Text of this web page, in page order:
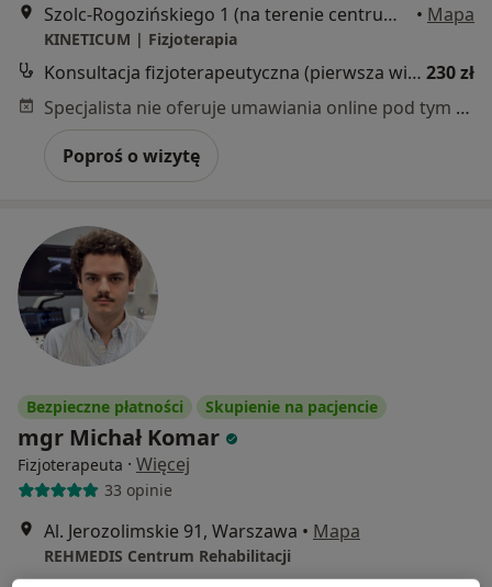
Szolc-Rogozińskiego 1 (na terenie centrum treningowego Body Support), Warszawa • Mapa
KINETICUM | Fizjoterapia
Konsultacja fizjoterapeutyczna (pierwsza wizyta) 230 zł
Specjalista nie oferuje umawiania online pod tym adresem.
Poproś o wizytę
Bezpieczne płatności Skupienie na pacjencie
mgr Michał Komar
Fizjoterapeuta · Więcej
33 opinie
Al. Jerozolimskie 91, Warszawa • Mapa
REHMEDIS Centrum Rehabilitacji